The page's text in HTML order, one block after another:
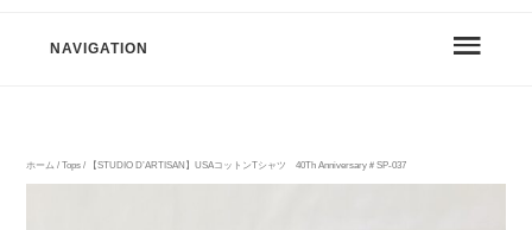
NAVIGATION
ホーム /Tops / 【STUDIO D’ARTISAN】USAコットンTシャツ 40Th Anniversary＃SP-037